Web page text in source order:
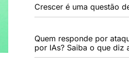
Crescer é uma questão
Quem responde por
por IAs? Saiba o que diz